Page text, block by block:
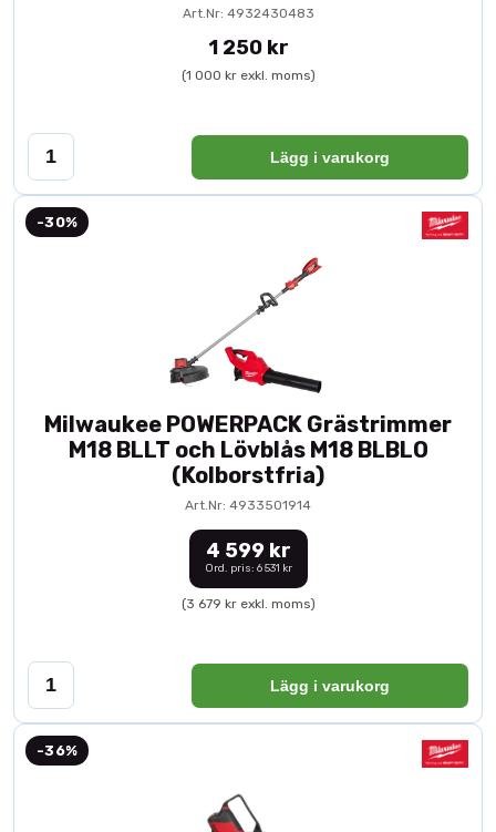
Art.Nr: 4932430483
1 250 kr
(1 000 kr exkl. moms)
Lägg i varukorg
-30%
Milwaukee POWERPACK Grästrimmer
M18 BLLT och Lövblås M18 BLBLO
(Kolborstfria)
Art.Nr: 4933501914
4 599 kr
Ord. pris: 6 531 kr
(3 679 kr exkl. moms)
Lägg i varukorg
-36%